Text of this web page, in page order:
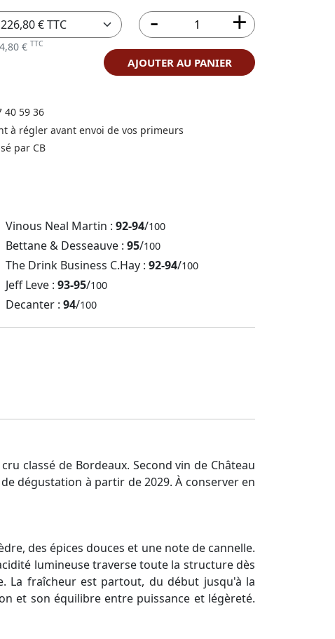
€ TTC
AJOUTER AU PANIER
40 59 36
à régler avant envoi de vos primeurs
par CB
Vinous Neal Martin : 92-94/100
Bettane & Desseauve : 95/100
The Drink Business C.Hay : 92-94/100
Jeff Leve : 93-95/100
Decanter : 94/100
classé de Bordeaux. Second vin de Château
dégustation à partir de 2029. À conserver en
des épices douces et une note de cannelle.
lumineuse traverse toute la structure dès
La fraîcheur est partout, du début jusqu'à la
et son équilibre entre puissance et légèreté.